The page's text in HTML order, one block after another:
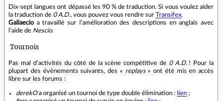
Dix‑sept langues ont dépassé les 90 % de traduction. Si vous voulez aider
la traduction de 0 A.D., vous pouvez vous rendre sur Transifex.
Gallaecioa travaillé sur l’amélioration des descriptions en anglais avec
l’aide de Nescio.
Tournois
Pas mal d’activités du côté de la scène compétitive de 0 A.D. ! Pour la
plupart des évènements suivants, des « replays» ont été mis en accès
libre sur les forums :
derekOa organisé un tournoi de type double élimination : lien ;